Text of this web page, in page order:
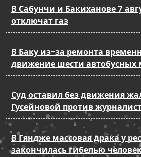
В Сабунчи и Бакиханове 7
отключат газ
В Баку из-за ремонта
движение шести автобусных
Суд оставил без движения
Гусейновой против
В Гяндже массовая драка у
закончилась гибелью